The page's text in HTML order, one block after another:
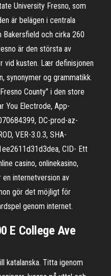
University Fresno, som
är belägen i centrala
Bakersfield och cirka 260
är den största av
vid kusten. Lær definisjonen
synonymer og grammatikk.
County" i den store
You Electrode, App-
DC-prod-az-
VER-3.0.3, SHA-
CID- Ett
casino, onlinekasino,
en internetversion av
gör det möjligt för
genom internet.
E College Ave
katalanska. Titta igenom